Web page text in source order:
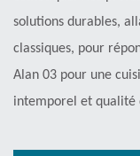
solutions durables,
classiques, pour
Alan 03 pour une
intemporel et qualité